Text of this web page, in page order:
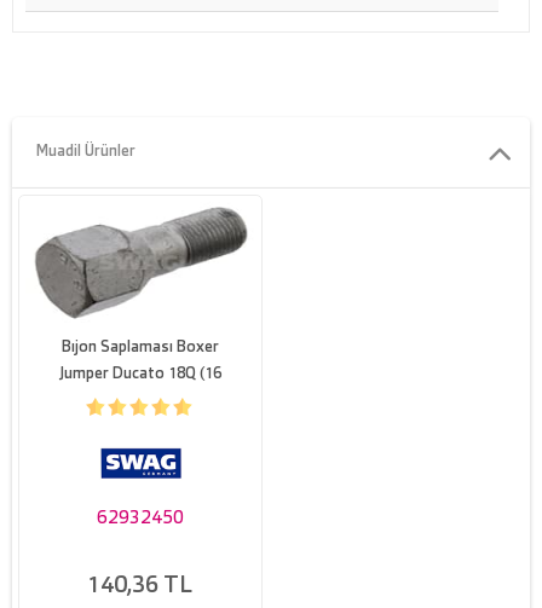
Kafa alti civata uzunlugu [mm]
Muadil Ürünler
Bıjon Saplaması Boxer
Jumper Ducato 18Q (16
Jant) / (97 06)
62932450
140,36 TL